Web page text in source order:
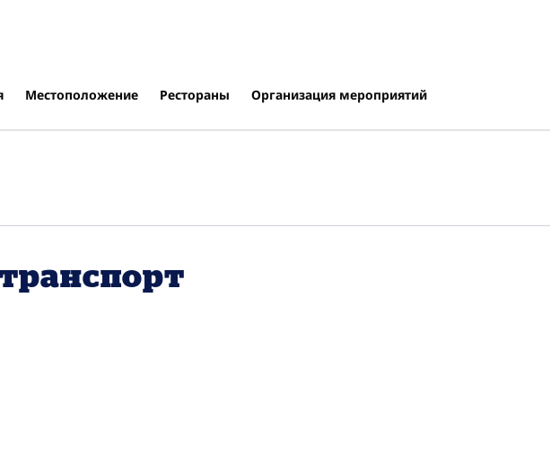
Местоположение Рестораны Организация мероприятий